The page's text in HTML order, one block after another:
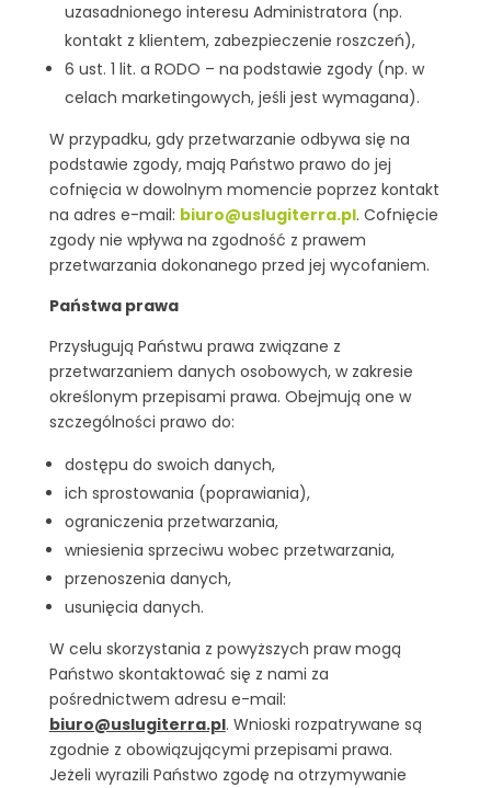
uzasadnionego interesu Administratora (np.
kontakt z klientem, zabezpieczenie roszczeń),
6 ust. 1 lit. a RODO – na podstawie zgody (np. w
celach marketingowych, jeśli jest wymagana).
W przypadku, gdy przetwarzanie odbywa się na
podstawie zgody, mają Państwo prawo do jej
cofnięcia w dowolnym momencie poprzez kontakt
na adres e-mail: biuro@uslugiterra.pl. Cofnięcie
zgody nie wpływa na zgodność z prawem
przetwarzania dokonanego przed jej wycofaniem.
Państwa prawa
Przysługują Państwu prawa związane z
przetwarzaniem danych osobowych, w zakresie
określonym przepisami prawa. Obejmują one w
szczególności prawo do:
dostępu do swoich danych,
ich sprostowania (poprawiania),
ograniczenia przetwarzania,
wniesienia sprzeciwu wobec przetwarzania,
przenoszenia danych,
usunięcia danych.
W celu skorzystania z powyższych praw mogą
Państwo skontaktować się z nami za
pośrednictwem adresu e-mail:
biuro@uslugiterra.pl. Wnioski rozpatrywane są
zgodnie z obowiązującymi przepisami prawa.
Jeżeli wyrazili Państwo zgodę na otrzymywanie